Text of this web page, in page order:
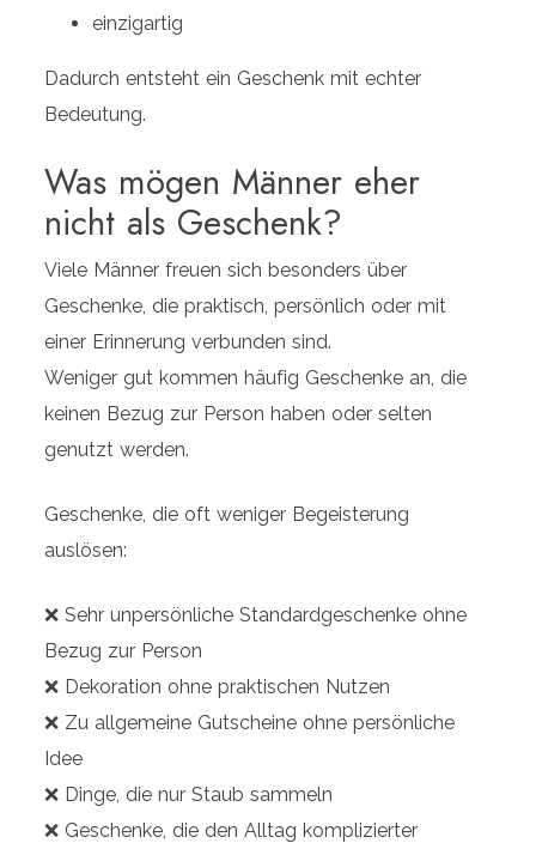
einzigartig
Dadurch entsteht ein Geschenk mit echter
Bedeutung.
Was mögen Männer eher
nicht als Geschenk?
Viele Männer freuen sich besonders über
Geschenke, die praktisch, persönlich oder mit
einer Erinnerung verbunden sind.
Weniger gut kommen häufig Geschenke an, die
keinen Bezug zur Person haben oder selten
genutzt werden.
Geschenke, die oft weniger Begeisterung
auslösen:
❌ Sehr unpersönliche Standardgeschenke ohne
Bezug zur Person
❌ Dekoration ohne praktischen Nutzen
❌ Zu allgemeine Gutscheine ohne persönliche
Idee
❌ Dinge, die nur Staub sammeln
❌ Geschenke, die den Alltag komplizierter